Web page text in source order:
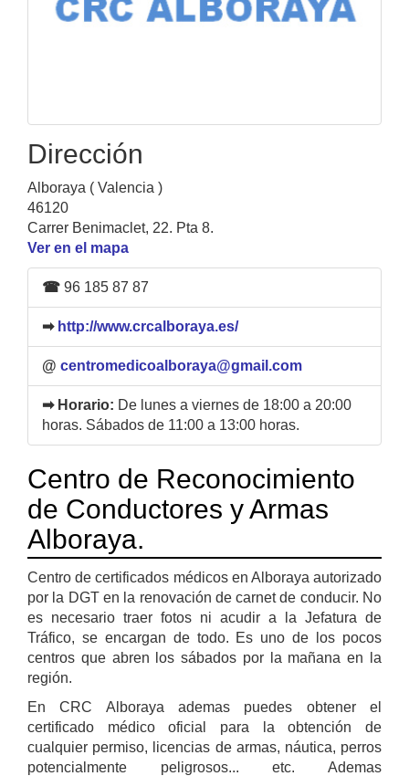
Dirección
Alboraya ( Valencia )
46120
Carrer Benimaclet, 22. Pta 8.
Ver en el mapa
☎ 96 185 87 87
➡ http://www.crcalboraya.es/
@ centromedicoalboraya@gmail.com
➡ Horario: De lunes a viernes de 18:00 a 20:00
horas. Sábados de 11:00 a 13:00 horas.
Centro de Reconocimiento
de Conductores y Armas
Alboraya.
Centro de certificados médicos en Alboraya autorizado
por la DGT en la renovación de carnet de conducir. No
es necesario traer fotos ni acudir a la Jefatura de
Tráfico, se encargan de todo. Es uno de los pocos
centros que abren los sábados por la mañana en la
región.
En CRC Alboraya ademas puedes obtener el
certificado médico oficial para la obtención de
cualquier permiso, licencias de armas, náutica, perros
potencialmente peligrosos... etc. Ademas